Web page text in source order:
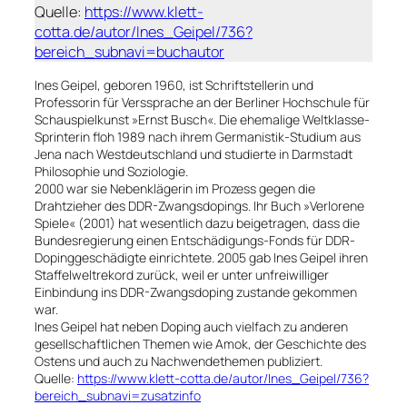
Quelle: https://www.klett-
cotta.de/autor/Ines_Geipel/736?
bereich_subnavi=buchautor
Ines Geipel, geboren 1960, ist Schriftstellerin und
Professorin für Verssprache an der Berliner Hochschule für
Schauspielkunst »Ernst Busch«. Die ehemalige Weltklasse-
Sprinterin floh 1989 nach ihrem Germanistik-Studium aus
Jena nach Westdeutschland und studierte in Darmstadt
Philosophie und Soziologie.
2000 war sie Nebenklägerin im Prozess gegen die
Drahtzieher des DDR-Zwangsdopings. Ihr Buch »Verlorene
Spiele« (2001) hat wesentlich dazu beigetragen, dass die
Bundesregierung einen Entschädigungs-Fonds für DDR-
Dopinggeschädigte einrichtete. 2005 gab Ines Geipel ihren
Staffelweltrekord zurück, weil er unter unfreiwilliger
Einbindung ins DDR-Zwangsdoping zustande gekommen
war.
Ines Geipel hat neben Doping auch vielfach zu anderen
gesellschaftlichen Themen wie Amok, der Geschichte des
Ostens und auch zu Nachwendethemen publiziert.
Quelle: https://www.klett-cotta.de/autor/Ines_Geipel/736?
bereich_subnavi=zusatzinfo